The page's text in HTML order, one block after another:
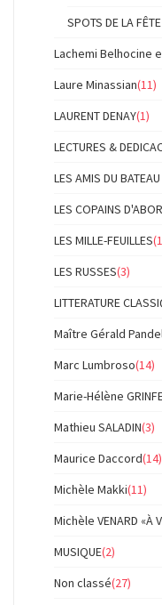
SPOTS DE LA
Lachemi Belhocine
Laure Minassian(11)
LAURENT DENAY(1)
LECTURES &
LES AMIS DU
LES COPAINS
LES MILLE-FEUILLES
LES RUSSES(3)
LITTERATURE
Maître Gérald
Marc Lumbroso(14)
Marie-Hélène
Mathieu SALADIN(3)
Maurice Daccord(14)
Michèle Makki(11)
Michèle VENARD
MUSIQUE(2)
Non classé(27)